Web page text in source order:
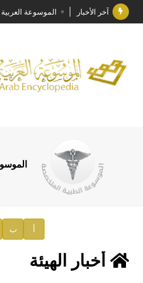
آخر الأخبار الموسوعة
جائزة مجمع الملك
الأستاذ إياد خالد
السيد محمد
توصيات مجلس
صدور المجلد
إعلان..
هيئة الموسوعة
أ ب
أخبار الهيئة